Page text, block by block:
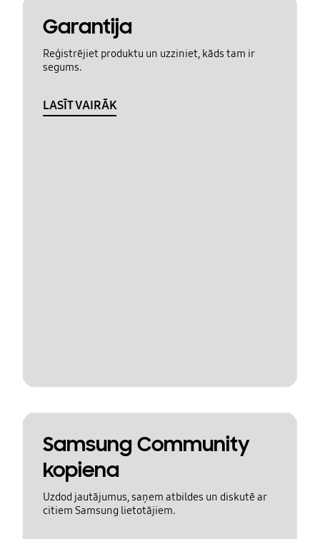
Garantija
Reģistrējiet produktu un uzziniet, kāds tam ir
segums.
LASĪT VAIRĀK
Samsung Community
kopiena
Uzdod jautājumus, saņem atbildes un diskutē ar
citiem Samsung lietotājiem.